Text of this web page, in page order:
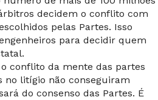
decidem o conflito com
pelas Partes. Isso
para decidir quem
conflito da mente das partes
no litígio não conseguiram
do consenso das Partes. É